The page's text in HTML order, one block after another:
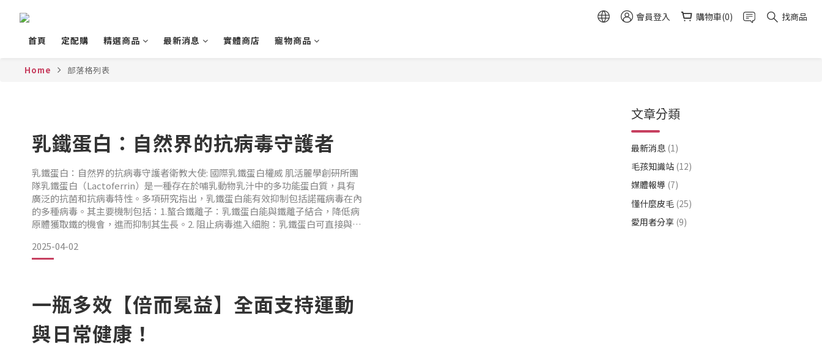
會員登入 購物車(0)
找商品
首頁
定配購 精選商品 最新消息 實體商店 寵物商品
Home 部落格列表
乳鐵蛋白：自然界的抗病毒守護者
乳鐵蛋白：自然界的抗病毒守護者衛教大使: 國際乳鐵蛋白權威 肌活麗學創研所團
隊乳鐵蛋白（Lactoferrin）是一種存在於哺乳動物乳汁中的多功能蛋白質，具有
廣泛的抗菌和抗病毒特性。多項研究指出，乳鐵蛋白能有效抑制包括諾羅病毒在內
的多種病毒。其主要機制包括：1.螯合鐵離子：乳鐵蛋白能與鐵離子結合，降低病
原體獲取鐵的機會，進而抑制其生長。2. 阻止病毒進入細胞：乳鐵蛋白可直接與病
導，國際上已有近8,000篇期刊論文證實乳鐵蛋白對
2025-04-02
一瓶多效【倍而冕益】全面支持運動
與日常健康！
文章分類
最新消息 (1)
毛孩知識站 (12)
媒體報導 (7)
懂什麼皮毛 (25)
愛用者分享 (9)